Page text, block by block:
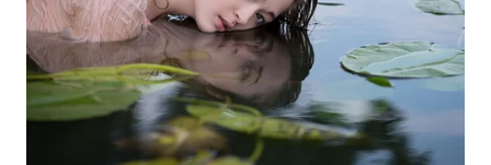
BOROBUDUR
WN
MADURA